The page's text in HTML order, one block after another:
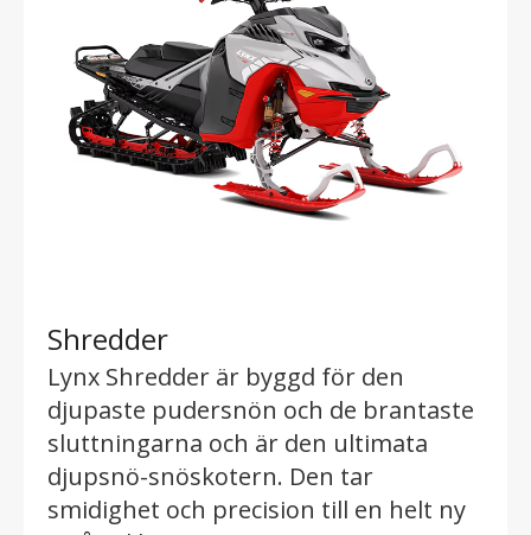
Shredder
Lynx Shredder är byggd för den
djupaste pudersnön och de brantaste
sluttningarna och är den ultimata
djupsnö-snöskotern. Den tar
smidighet och precision till en helt ny